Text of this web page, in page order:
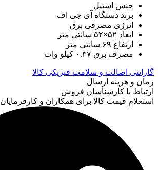
جنس استیل
برند دستگاه آی جی اف
انرژی مصرفی برق
ابعاد ۵۲×۵۲ سانتی متر
ارتفاع ۶۹ سانتی متر
مصرف برق ۰.۳۷ کیلو وات
گارانتی اصالت و سلامت فیزیکی کالا
زمان و هزینه ارسال
ارتباط با کارشناسان فروش
استعلام قیمت کالا برای همکاران و کارفرمایان